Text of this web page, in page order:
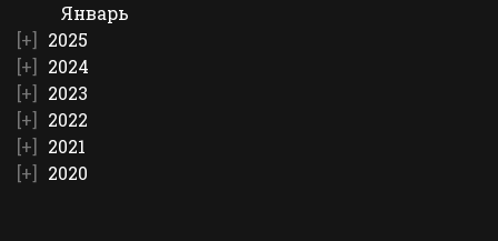
Январь
2025
2024
2023
2022
2021
2020